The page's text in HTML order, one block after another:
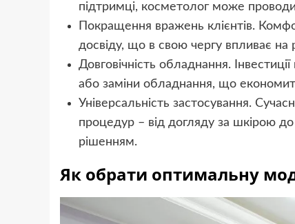
підтримці, косметолог може
Покращення вражень клієнтів.
досвіду, що в свою чергу впливає на
Довговічність обладнання.
або заміни обладнання, що
Універсальність застосування.
процедур – від догляду за шкірою
рішенням.
Як обрати оптимальну